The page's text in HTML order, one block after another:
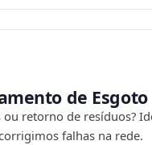
de Esgoto
ou retorno de resíduos?
falhas na rede.